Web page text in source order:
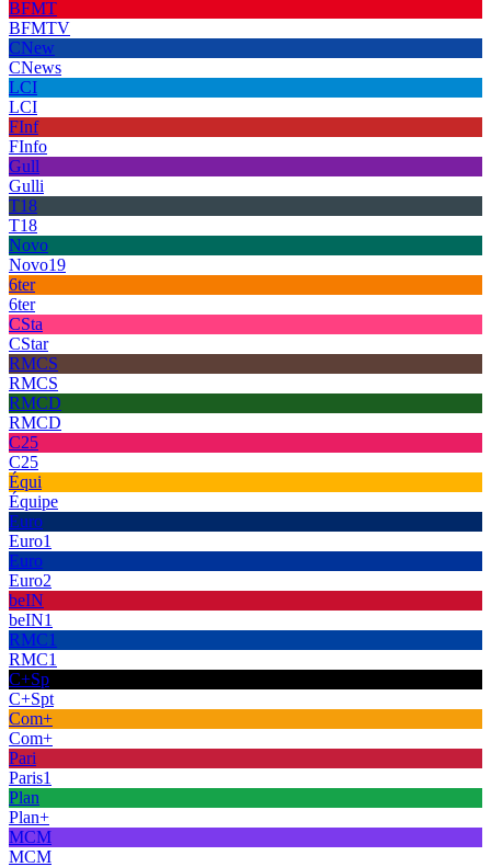
BFMT
BFMTV
CNew
CNews
LCI
LCI
FInf
FInfo
Gull
Gulli
T18
T18
Novo
Novo19
6ter
6ter
CSta
CStar
RMCS
RMCS
RMCD
RMCD
C25
C25
Équi
Équipe
Euro
Euro1
Euro
Euro2
beIN
beIN1
RMC1
RMC1
C+Sp
C+Spt
Com+
Com+
Pari
Paris1
Plan
Plan+
MCM
MCM